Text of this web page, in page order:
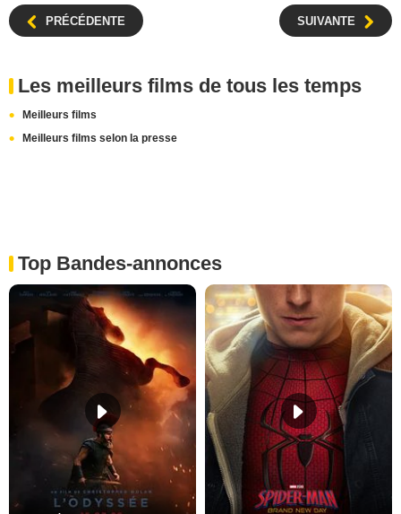
PRÉCÉDENTE SUIVANTE
Les meilleurs films de tous les temps
Meilleurs films
Meilleurs films selon la presse
Top Bandes-annonces